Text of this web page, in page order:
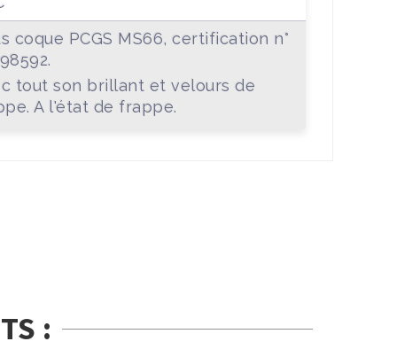
coque PCGS MS66, certification n°
tout son brillant et velours de
A l'état de frappe.
: